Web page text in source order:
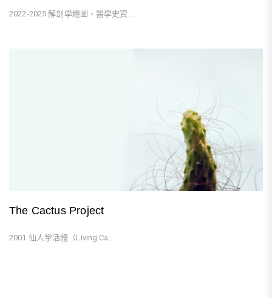
2022-2025 解剖學繪圖、醫學史資...
The Cactus Project
2001 仙人掌活體（Living Ca...